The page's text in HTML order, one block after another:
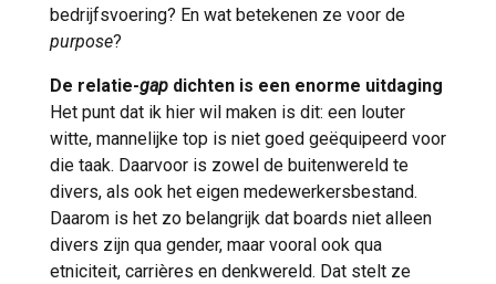
bedrijfsvoering? En wat betekenen ze voor de
purpose?
De relatie-gap dichten is een enorme uitdaging
Het punt dat ik hier wil maken is dit: een louter
witte, mannelijke top is niet goed geëquipeerd voor
die taak. Daarvoor is zowel de buitenwereld te
divers, als ook het eigen medewerkersbestand.
Daarom is het zo belangrijk dat boards niet alleen
divers zijn qua gender, maar vooral ook qua
etniciteit, carrières en denkwereld. Dat stelt ze